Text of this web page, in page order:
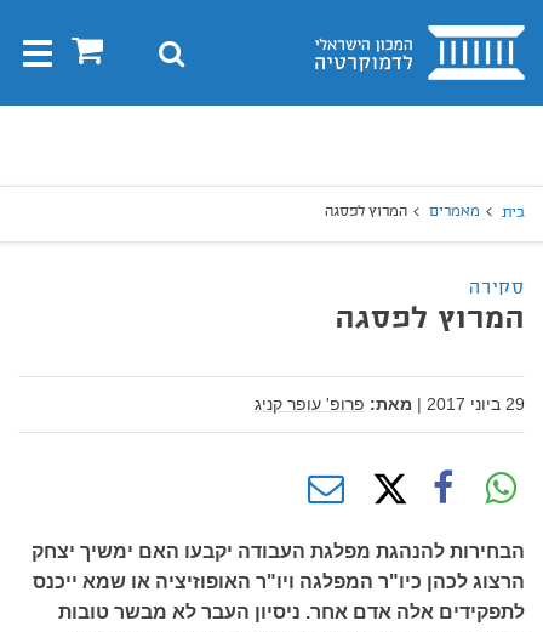
בית 0 חיפוש
בית מאמרים המרוץ לפסגה
סקירה
המרוץ לפסגה
29 ביוני 2017 | מאת: פרופ' עופר קניג
הבחירות להנהגת מפלגת העבודה יקבעו האם ימשיך יצחק
הרצוג לכהן כיו"ר המפלגה ויו"ר האופוזיציה או שמא ייכנס
לתפקידים אלה אדם אחר. ניסיון העבר לא מבשר טובות